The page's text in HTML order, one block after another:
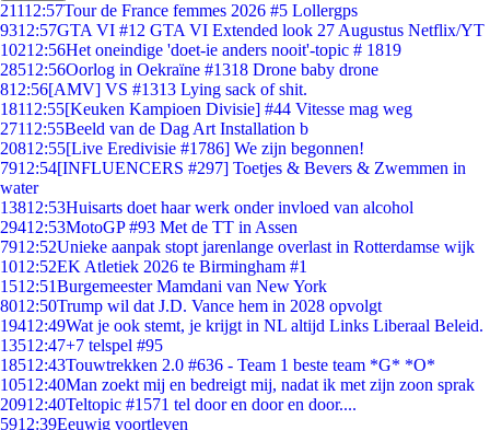
21112:57Tour de France femmes 2026 #5 Lollergps
9312:57GTA VI #12 GTA VI Extended look 27 Augustus Netflix/YT
10212:56Het oneindige 'doet-ie anders nooit'-topic # 1819
28512:56Oorlog in Oekraïne #1318 Drone baby drone
812:56[AMV] VS #1313 Lying sack of shit.
18112:55[Keuken Kampioen Divisie] #44 Vitesse mag weg
27112:55Beeld van de Dag Art Installation b
20812:55[Live Eredivisie #1786] We zijn begonnen!
7912:54[INFLUENCERS #297] Toetjes & Bevers & Zwemmen in
water
13812:53Huisarts doet haar werk onder invloed van alcohol
29412:53MotoGP #93 Met de TT in Assen
7912:52Unieke aanpak stopt jarenlange overlast in Rotterdamse wijk
1012:52EK Atletiek 2026 te Birmingham #1
1512:51Burgemeester Mamdani van New York
8012:50Trump wil dat J.D. Vance hem in 2028 opvolgt
19412:49Wat je ook stemt, je krijgt in NL altijd Links Liberaal Beleid.
13512:47+7 telspel #95
18512:43Touwtrekken 2.0 #636 - Team 1 beste team *G* *O*
10512:40Man zoekt mij en bedreigt mij, nadat ik met zijn zoon sprak
20912:40Teltopic #1571 tel door en door en door....
5912:39Eeuwig voortleven